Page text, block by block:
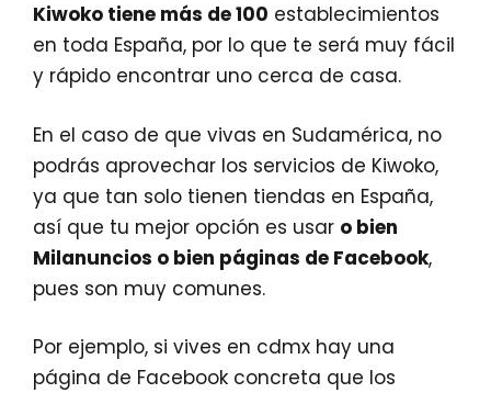
Kiwoko tiene más de 100 establecimientos
en toda España, por lo que te será muy fácil
y rápido encontrar uno cerca de casa.
En el caso de que vivas en Sudamérica, no
podrás aprovechar los servicios de Kiwoko,
ya que tan solo tienen tiendas en España,
así que tu mejor opción es usar o bien
Milanuncios o bien páginas de Facebook,
pues son muy comunes.
Por ejemplo, si vives en cdmx hay una
página de Facebook concreta que los